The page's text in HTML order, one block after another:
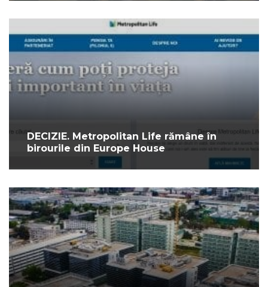
DECIZIE. Metropolitan Life rămâne în
birourile din Europe House